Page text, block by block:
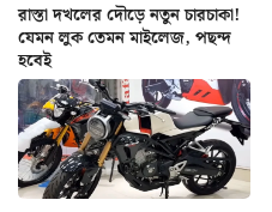
রাস্তা দখলের দৌড়ে নতুন চারচাকা!
যেমন লুক তেমন মাইলেজ, পছন্দ
হবেই